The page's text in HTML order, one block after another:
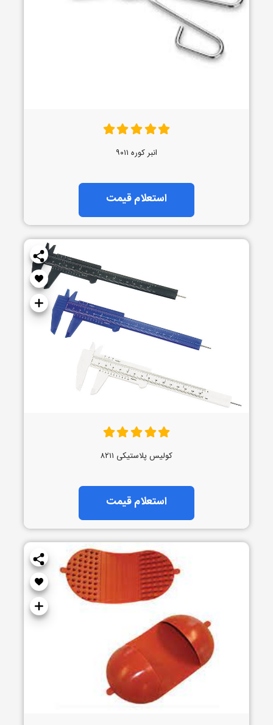
انبر کوره ۹۰۱۱
استعلام قیمت
کولیس پلاستیکی ۸۲۱۱
استعلام قیمت